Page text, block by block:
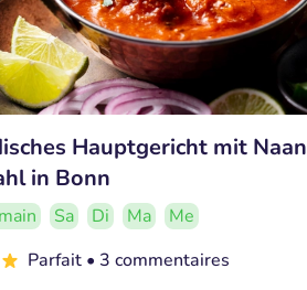
Hauptgericht mit
in Bonn
Sa Di Ma
Me
Parfait • 3 commentaires